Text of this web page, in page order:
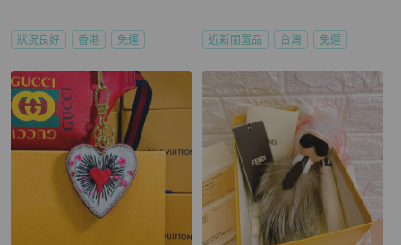
狀況良好 香港 免運 近新閒置品 台灣 免運